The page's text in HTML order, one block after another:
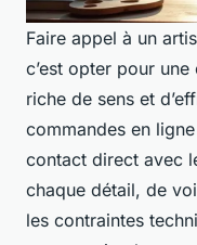
Faire appel à un
c’est opter pour
riche de sens et
commandes en
contact direct avec
chaque détail, de
les contraintes